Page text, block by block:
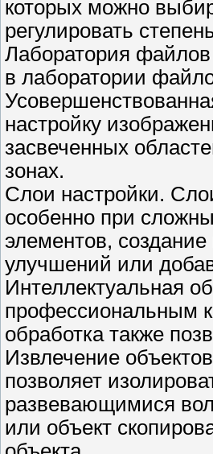
которых можно
регулировать
Лаборатория файлов
в лаборатории
настройку
засвеченных
зонах.
Слои настройки.
особенно при
элементов,
улучшений или
Интеллектуальная
профессиональным
обработка также
Извлечение
позволяет
развевающимися
или объект